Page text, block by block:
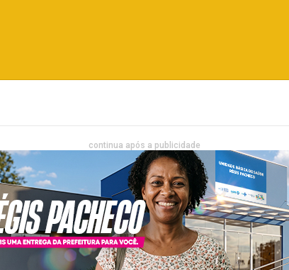
continua após a publicidade